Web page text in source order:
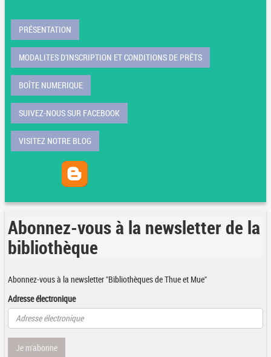
PRÉSENTATION
MODALITES D'INSCRIPTION ET CONDITIONS DE PRÊTS
BOÎTE NUMERIQUE
SUIVEZ-NOUS SUR FACEBOOK
VISITEZ NOTRE BLOG
Abonnez-vous à la newsletter de la
bibliothèque
Abonnez-vous à la newsletter "Bibliothèques de Thue et Mue"
Adresse électronique
Je m'abonne